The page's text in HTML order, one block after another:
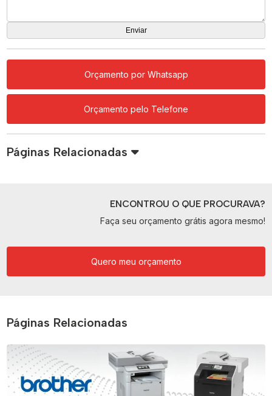
Orçamento por Whatsapp
Orçamento pelo Telefone
Páginas Relacionadas
ENCONTROU O QUE PROCURAVA?
Faça seu orçamento grátis agora mesmo!
Quero meu orçamento
Páginas Relacionadas